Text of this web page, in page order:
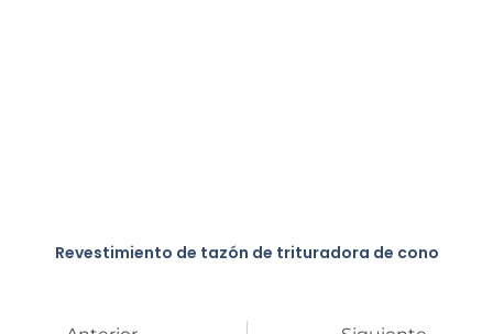
Revestimiento de tazón de trituradora de cono